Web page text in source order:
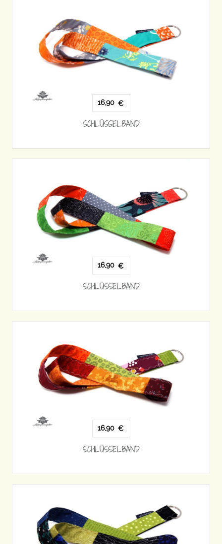
16,90 €
SCHLÜSSELBAND
16,90 €
SCHLÜSSELBAND
16,90 €
SCHLÜSSELBAND